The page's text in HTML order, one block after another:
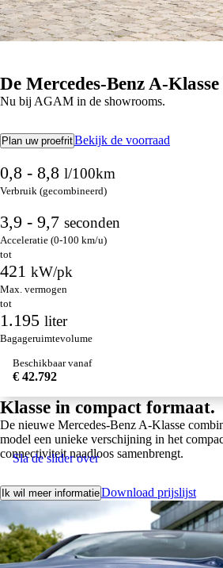
De Mercedes-Benz A-
Nu bij AGAM in de showrooms.
Plan uw proefritBekijk de voorraad
0,8 - 8,8 l/100km
Verbruik (gecombineerd)
3,9 - 9,7 seconden
Acceleratie (0-100 km/u)
tot
421 kW/pk
Max. vermogen
tot
1.195 liter
Bagageruimtevolume
Beschikbaar vanaf
€ 42.792
Klasse in compact formaat.
De nieuwe Mercedes-Benz A-Klasse
model een unieke verschijning in het
connectiviteit naadloos samenbrengt.
Ik wil meer informatieDownload prijslijst
Sla de slider over